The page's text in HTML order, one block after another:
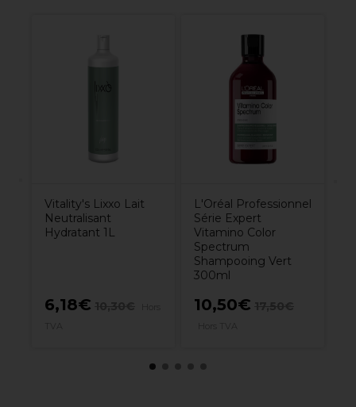
Vitality's Lixxo Lait
Neutralisant
Hydratant 1L
6,18€
L'Oréal Professionnel
Série Expert
Vitamino Color
Spectrum
Shampooing Vert
300ml
10,50€